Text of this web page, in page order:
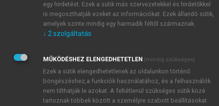
Kérek értesítést a MeRSZ újdonságairól, akcióiról.
Kérek értesítést az Akadémiai Kiadó Zrt. újdonságairól,
Adatkezelési tájékoztatóbanfoglaltakat tudomásul
veszem és elfogadom.
Általános vásárlási feltételeket, valamint a szotar.netés a
mersz.huoldalak licencszerződéseiben foglaltakat
tudomásul veszem és elfogadom.
egy hirdetést. Ezek a sütik más szervezetekkel és hirdetőkkel
is megoszthatják ezeket az információkat. Ezek állandó sütik,
amelyek szinte mindig egy harmadik féltől származnak.
↓ 2 szolgáltatás
MŰKÖDÉSHEZ ELENGEDHETETLEN (mindig szükséges)
Ezek a sütik elengedhetetlenek az oldalunkon történő
böngészéshez,a funkciók használatához, és a felhasználók
nem tilthatják le azokat. A feltétlenül szükséges sütik közé
tartoznak többek között a személyre szabott beállításokat